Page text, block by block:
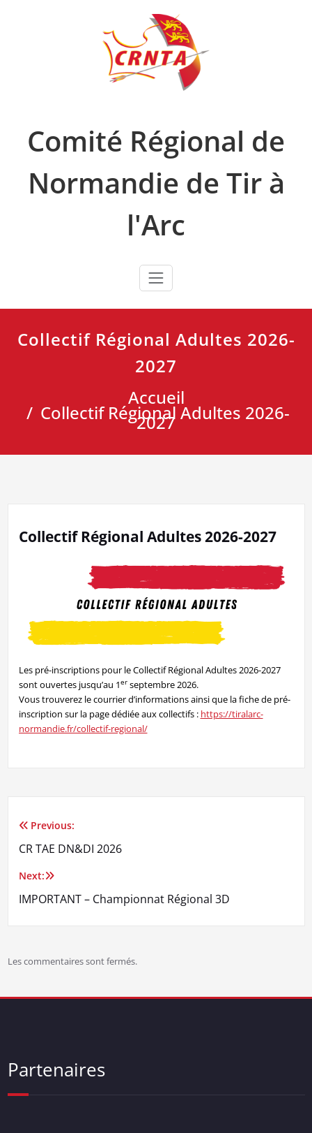
Comité Régional de
Normandie de Tir à
l'Arc
Collectif Régional Adultes 2026-
2027
Accueil
Collectif Régional Adultes 2026-
2027
Collectif Régional Adultes 2026-2027
Les pré-inscriptions pour le Collectif Régional Adultes 2026-2027
sont ouvertes jusqu’au 1erseptembre 2026.
Vous trouverez le courrier d’informations ainsi que la fiche de pré-
inscription sur la page dédiée aux collectifs : https://tiralarc-
normandie.fr/collectif-regional/
Navigation
de
l’article
Previous:
CR TAE DN&DI 2026
Next:
IMPORTANT – Championnat Régional 3D
Les commentaires sont fermés.
Partenaires